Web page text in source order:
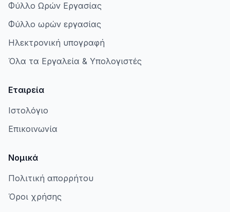
Φύλλο Ωρών Εργασίας
Φύλλο ωρών εργασίας
Ηλεκτρονική υπογραφή
Όλα τα Εργαλεία & Υπολογιστές
Εταιρεία
Ιστολόγιο
Επικοινωνία
Νομικά
Πολιτική απορρήτου
Όροι χρήσης